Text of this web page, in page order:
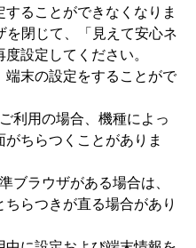
ることができなくなりま
を閉じて、「見えて安心ネ
設定してください。
末の設定をすることがで
利用の場合、機種によっ
ちらつくことがありま
ブラウザがある場合は、
らつきが直る場合があり